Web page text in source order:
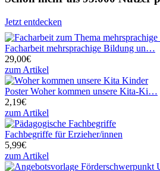
Jetzt entdecken
Facharbeit mehrsprachige Bildung un…
29,00€
zum Artikel
Poster Woher kommen unsere Kita-Ki…
2,19€
zum Artikel
Fachbegriffe für Erzieher/innen
5,99€
zum Artikel